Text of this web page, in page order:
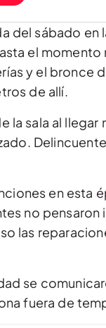
del sábado
el
y el bronce
de allí.
la sala al
en esta
no
las
se
fuera de